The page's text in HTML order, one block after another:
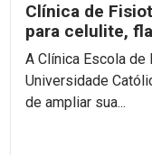
Clínica de
para celulite,
e...
A Clínica Escola de
Universidade
de ampliar sua...